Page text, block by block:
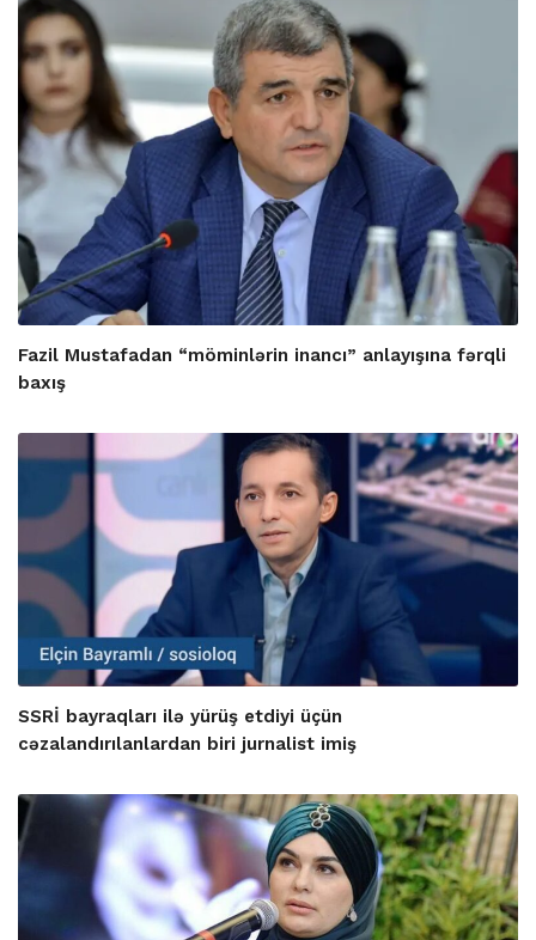
Fazil Mustafadan “möminlərin inancı” anlayışına fərqli
baxış
SSRİ bayraqları ilə yürüş etdiyi üçün
cəzalandırılanlardan biri jurnalist imiş